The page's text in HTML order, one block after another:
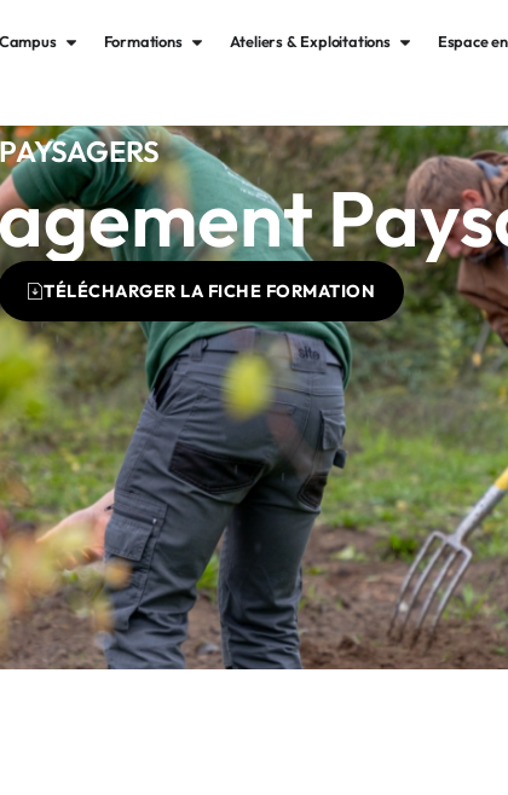
Formations Ateliers & Exploitations Espace
TÉLÉCHARGER LA FICHE FORMATION